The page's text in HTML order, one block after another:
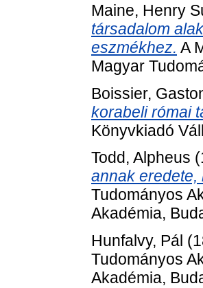
Maine, Henry
társadalom
eszmékhez. A
Magyar
Boissier,
korabeli római
Könyvkiadó
Todd, Alpheus
annak eredete,
Tudományos
Akadémia,
Hunfalvy, Pál
Tudományos
Akadémia,